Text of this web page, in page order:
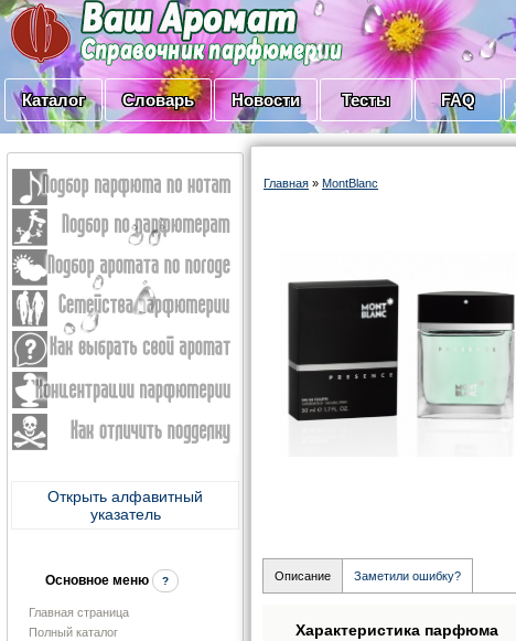
Каталог Словарь Новости Тесты FAQ
Открыть алфавитный
указатель
Основное меню ?
Главная страница
Полный каталог
Главная » MontBlanc
Описание Заметили ошибку?
Характеристика парфюма